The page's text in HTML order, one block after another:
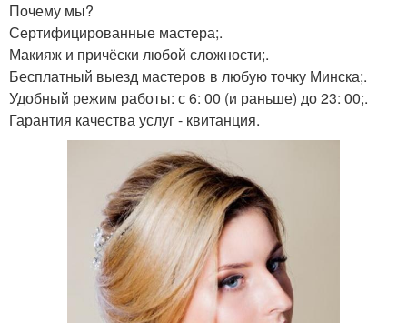
Почему мы?
Сертифицированные мастера;.
Макияж и причёски любой сложности;.
Бесплатный выезд мастеров в любую точку Минска;.
Удобный режим работы: с 6: 00 (и раньше) до 23: 00;.
Гарантия качества услуг - квитанция.